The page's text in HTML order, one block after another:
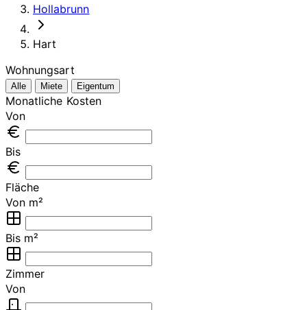
Hollabrunn
Hart
Wohnungsart
Alle Miete Eigentum
Monatliche Kosten
Von
Bis
Fläche
Von m²
Bis m²
Zimmer
Von